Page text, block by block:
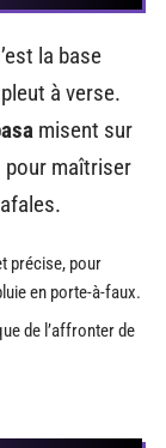
la base
à verse.
misent sur
pour maîtriser
précise, pour
en porte-à-faux.
de l’affronter de